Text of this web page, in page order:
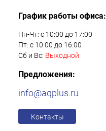
График работы офиса:
Пн-Чт: с 10:00 до 17:00
Пт: с 10:00 до 16:00
Сб и Вс: Выходной
Предложения:
info@aqplus.ru
Контакты